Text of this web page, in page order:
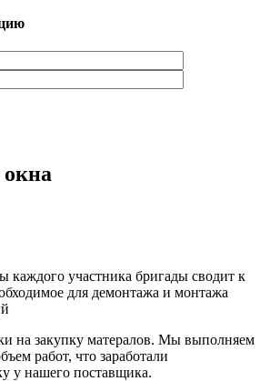
каждого участника бригады сводит к
для демонтажа и монтажа
на закупку матералов. Мы выполняем
работ, что заработали
у нашего поставщика.